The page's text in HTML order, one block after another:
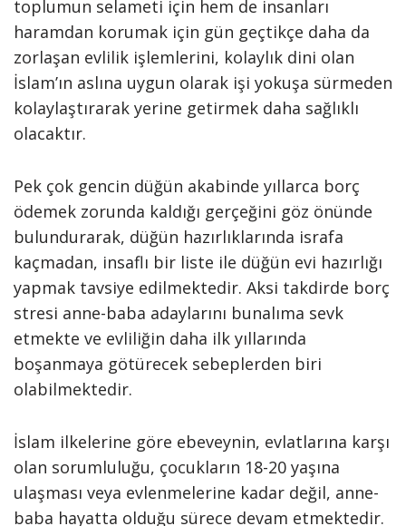
toplumun selameti için hem de insanları
haramdan korumak için gün geçtikçe daha da
zorlaşan evlilik işlemlerini, kolaylık dini olan
İslam’ın aslına uygun olarak işi yokuşa sürmeden
kolaylaştırarak yerine getirmek daha sağlıklı
olacaktır.
Pek çok gencin düğün akabinde yıllarca borç
ödemek zorunda kaldığı gerçeğini göz önünde
bulundurarak, düğün hazırlıklarında israfa
kaçmadan, insaflı bir liste ile düğün evi hazırlığı
yapmak tavsiye edilmektedir. Aksi takdirde borç
stresi anne-baba adaylarını bunalıma sevk
etmekte ve evliliğin daha ilk yıllarında
boşanmaya götürecek sebeplerden biri
olabilmektedir.
İslam ilkelerine göre ebeveynin, evlatlarına karşı
olan sorumluluğu, çocukların 18-20 yaşına
ulaşması veya evlenmelerine kadar değil, anne-
baba hayatta olduğu sürece devam etmektedir.